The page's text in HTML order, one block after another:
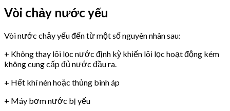
Vòi chảy nước yếu
Vòi nước chảy yếu đến từ một số nguyên nhân sau:
+ Không thay lõi lọc nước định kỳ khiến lõi lọc hoạt động kém
không cung cấp đủ nước đầu ra.
+ Hết khí nén hoặc thủng bình áp
+ Máy bơm nước bị yếu